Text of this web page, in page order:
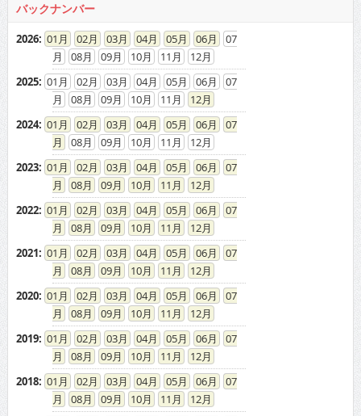
バックナンバー
2026: 01 02 03 04 05 06
07
08
09 10 11
12
2025: 01 02 03 04 05 06
07
08
09 10 11
12
2024: 01 02 03 04 05 06
07
08
09 10 11
12
2023: 01 02 03 04 05 06
07
08
09 10 11
12
2022: 01 02 03 04 05 06
07
08
09 10 11
12
2021: 01 02 03 04 05 06
07
08
09 10 11
12
2020: 01 02 03 04 05 06
07
08
09 10 11
12
2019: 01 02 03 04 05 06
07
08
09 10 11
12
2018: 01 02 03 04 05 06
07
08
09 10 11
12